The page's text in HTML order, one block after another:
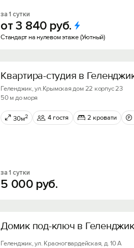
за 1 сутки
от3 840 руб.
Стандарт на нулевом этаже (Уютный)
Квартира-студия в
Геленджик, ул.Крымская дом 22 корпус 23
50 м до моря
30м2 4 гостя 2 кровати
за 1 сутки
5 000 руб.
Домик под-ключ в
Геленджик, ул. Красногвардейская, д. 10 А